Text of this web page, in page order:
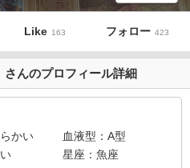
Like 163 フォロー 423
さんのプロフィール詳細
かい 血液型
A型
星座 魚座